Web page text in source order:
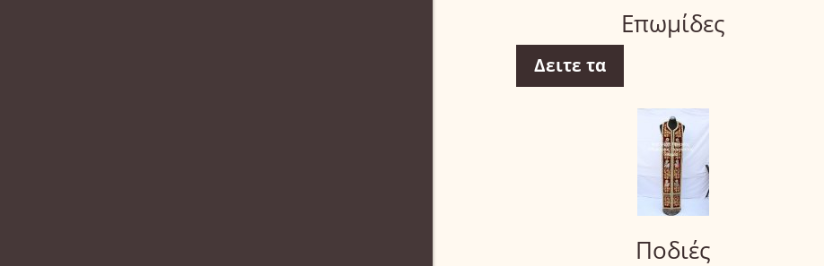
Επωμίδες
Δειτε τα
Ποδιές